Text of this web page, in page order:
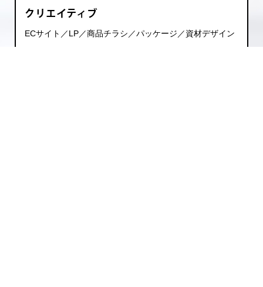
クリエイティブ
ECサイト／LP／商品チラシ／パッケージ／資材デザイン